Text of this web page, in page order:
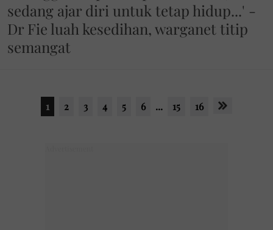
sedang ajar diri untuk tetap hidup...' -
Dr Fie luah kesedihan, warganet titip
semangat
1 2 3 4 5 6 ... 15 16